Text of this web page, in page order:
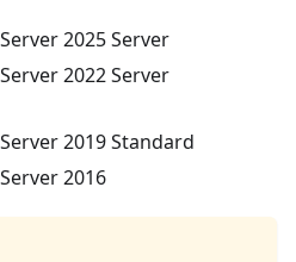
2025 Server
2022 Server
2019 Standard
2016